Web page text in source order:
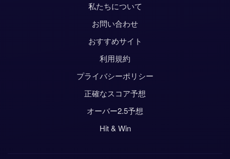
私たちについて
お問い合わせ
おすすめサイト
利用規約
プライバシーポリシー
正確なスコア予想
オーバー2.5予想
Hit & Win